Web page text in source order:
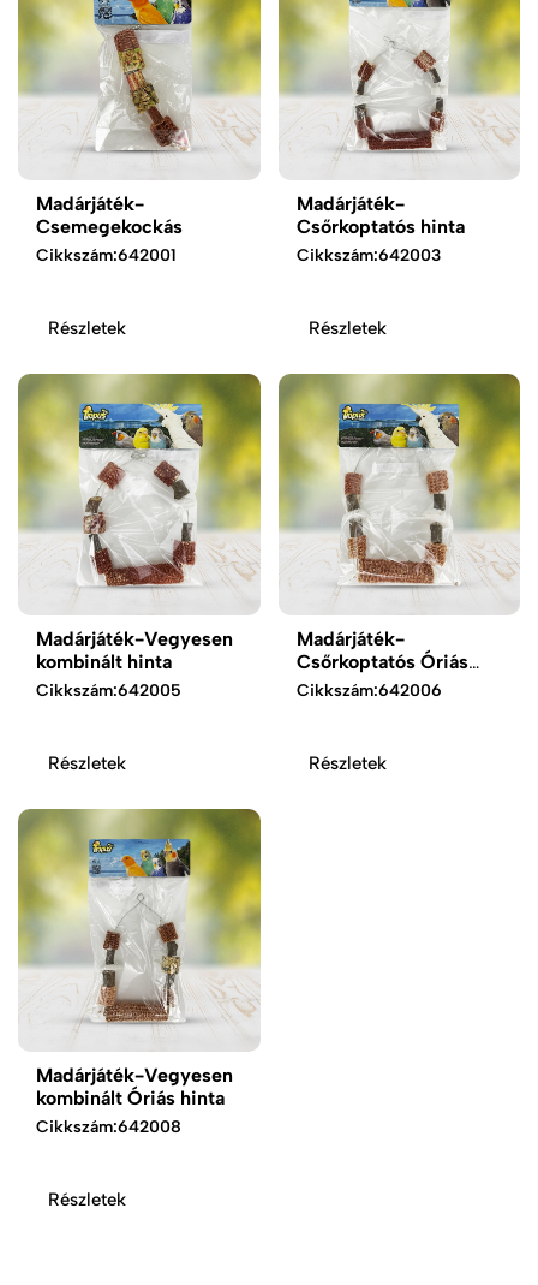
Madárjáték-
Csemegekockás
Cikkszám:642001
Részletek
Madárjáték-
Csőrkoptatós hinta
Cikkszám:642003
Részletek
Madárjáték-Vegyesen
kombinált hinta
Cikkszám:642005
Részletek
Madárjáték-
Csőrkoptatós Óriás
hinta
Cikkszám:642006
Részletek
Madárjáték-Vegyesen
kombinált Óriás hinta
Cikkszám:642008
Részletek